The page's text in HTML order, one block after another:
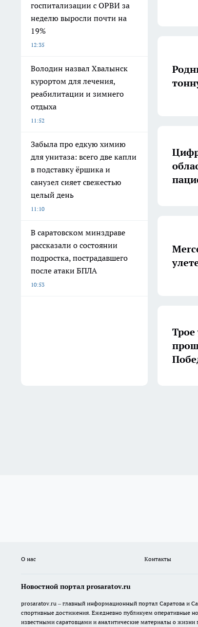
госпитализации с ОРВИ за
неделю выросли почти на
19%
12:35
Володин назвал Хвалынск
курортом для лечения,
реабилитации и зимнего
отдыха
11:52
Забыла про едкую химию
для унитаза: всего две капли
в подставку ёршика и
санузел сияет свежестью
целый день
11:10
В саратовском минздраве
рассказали о состоянии
подростка, пострадавшего
после атаки БПЛА
10:53
Трое
О нас Контакты
Новостной портал prosaratov.ru
prosaratov.ru – главный информационный портал Саратова и
спортивные достижения. Ежедневно публикуем оперативные
известными саратовцами и аналитические материалы о жизни